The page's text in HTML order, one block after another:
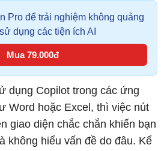
Pro để trải nghiệm không quảng
dụng các tiện ích AI
Mua 79.000đ
dụng Copilot trong các ứng
Word hoặc Excel, thì việc nút
giao diện chắc chắn khiến bạn
không hiểu vấn đề do đâu. Kể